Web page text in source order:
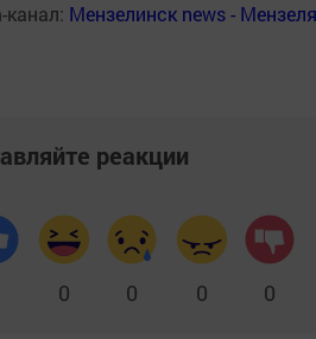
канал: Мензелинск news -
реакции
0 0 0 0